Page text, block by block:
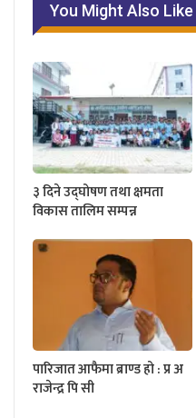
You Might Also Like
३ दिने उद्घोषण तथा क्षमता
विकास तालिम सम्पन्न
पारिजात आफैमा ब्राण्ड हो : प्र अ
राजेन्द्र पि सी